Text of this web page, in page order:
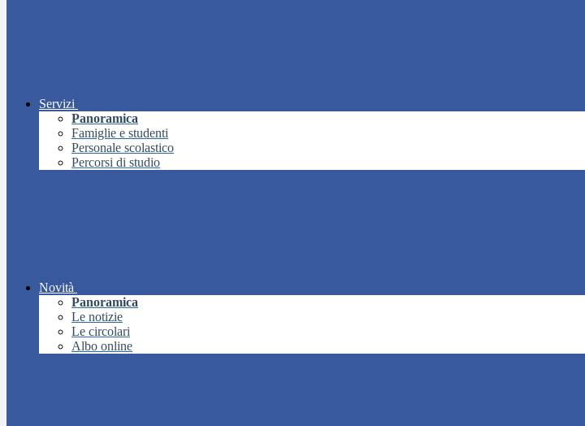
Servizi
Panoramica
Famiglie e studenti
Personale scolastico
Percorsi di studio
Novità
Panoramica
Le notizie
Le circolari
Albo online